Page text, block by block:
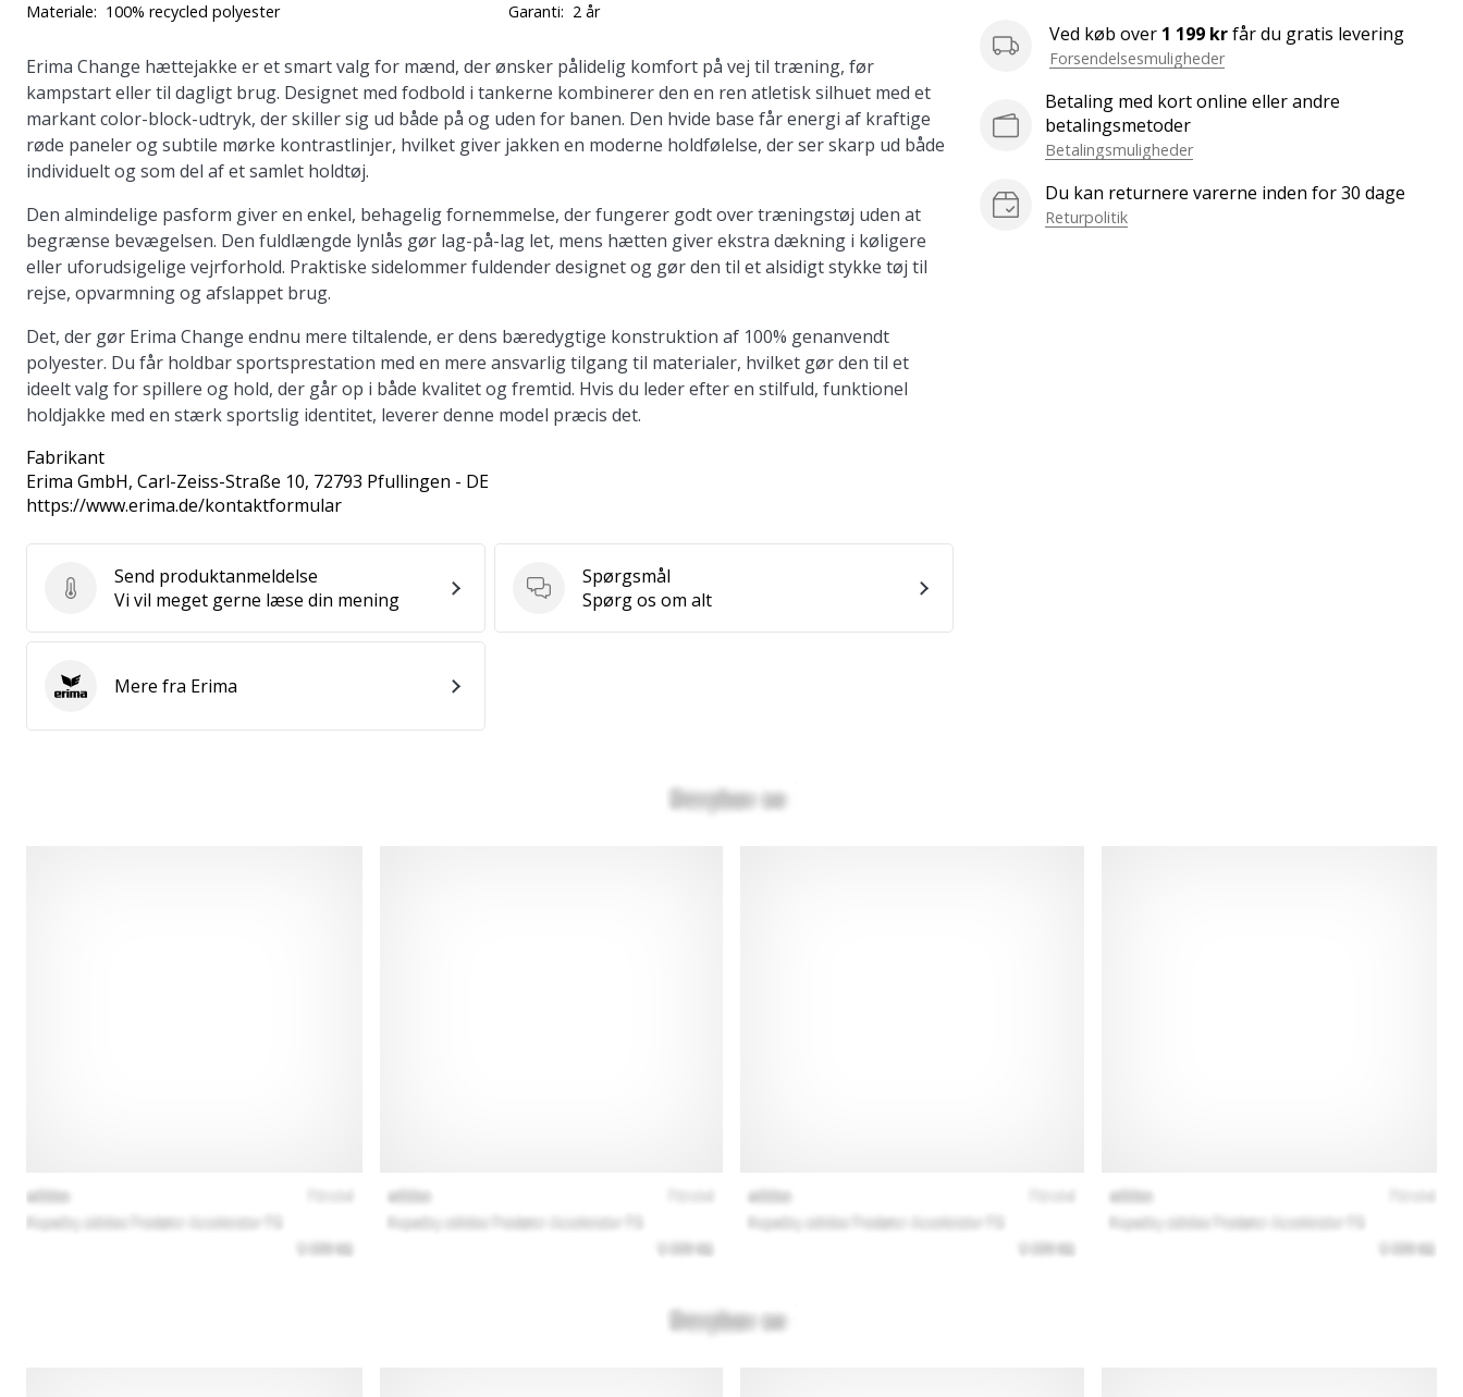
Ved køb over 1 199 krfår du gratis levering
Forsendelsesmuligheder
Betaling med kort online eller andre
betalingsmetoder
Betalingsmuligheder
Du kan returnere varerne inden for 30 dage
Returpolitik
Materiale: 100% recycled polyester Garanti: 2 år
Erima Change hættejakke er et smart valg for mænd, der ønsker pålidelig komfort på vej til træning, før
kampstart eller til dagligt brug. Designet med fodbold i tankerne kombinerer den en ren atletisk silhuet med et
markant color-block-udtryk, der skiller sig ud både på og uden for banen. Den hvide base får energi af kraftige
røde paneler og subtile mørke kontrastlinjer, hvilket giver jakken en moderne holdfølelse, der ser skarp ud både
individuelt og som del af et samlet holdtøj.
Den almindelige pasform giver en enkel, behagelig fornemmelse, der fungerer godt over træningstøj uden at
begrænse bevægelsen. Den fuldlængde lynlås gør lag-på-lag let, mens hætten giver ekstra dækning i køligere
eller uforudsigelige vejrforhold. Praktiske sidelommer fuldender designet og gør den til et alsidigt stykke tøj til
rejse, opvarmning og afslappet brug.
Det, der gør Erima Change endnu mere tiltalende, er dens bæredygtige konstruktion af 100% genanvendt
polyester. Du får holdbar sportsprestation med en mere ansvarlig tilgang til materialer, hvilket gør den til et
ideelt valg for spillere og hold, der går op i både kvalitet og fremtid. Hvis du leder efter en stilfuld, funktionel
holdjakke med en stærk sportslig identitet, leverer denne model præcis det.
Fabrikant
Erima GmbH, Carl-Zeiss-Straße 10, 72793 Pfullingen - DE
https://www.erima.de/kontaktformular
Send produktanmeldelse
Send produktanmeldelse
Vi vil meget gerne læse din mening
Spørgsmål
Spørgsmål
Spørg os om alt
ErimaMere fra Erima